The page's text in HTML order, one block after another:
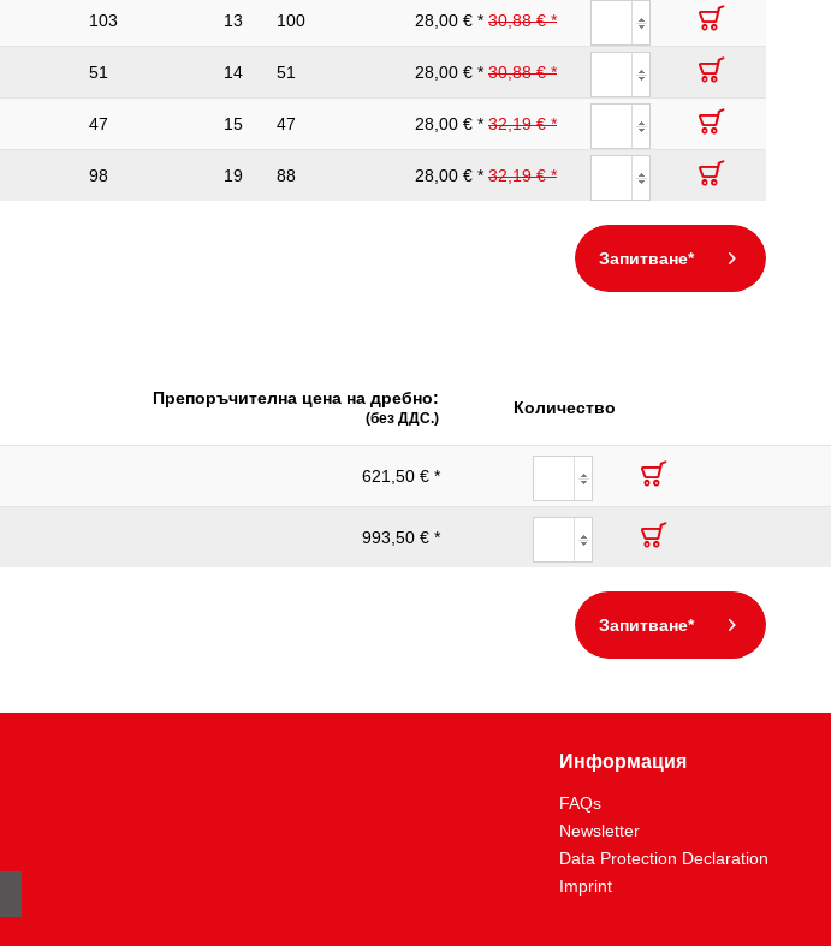
103 13 100 28,00 € * 30,88 € *
51 14 51 28,00 € * 30,88 € *
47 15 47 28,00 € * 32,19 € *
98 19 88 28,00 € * 32,19 € *
Запитване*
Препоръчителна цена на дребно:
(без ДДС.)
Количество
621,50 € *
993,50 € *
Запитване*
Информация
FAQs
Newsletter
Data Protection Declaration
Imprint